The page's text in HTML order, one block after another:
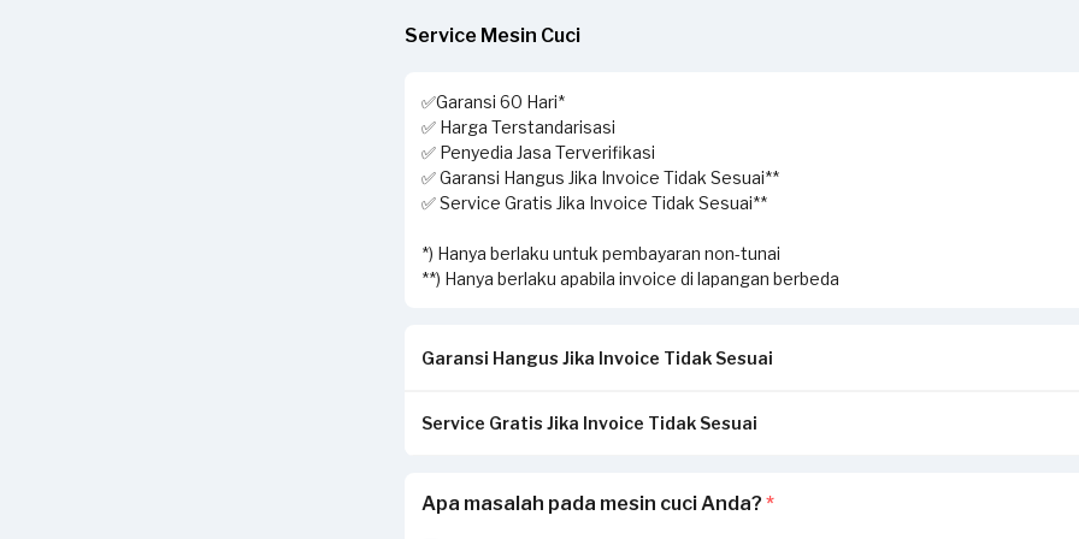
Service Mesin Cuci
✅Garansi 60 Hari*
✅ Harga Terstandarisasi
✅ Penyedia Jasa Terverifikasi
✅ Garansi Hangus Jika Invoice Tidak Sesuai**
✅ Service Gratis Jika Invoice Tidak Sesuai**
*) Hanya berlaku untuk pembayaran non-tunai
**) Hanya berlaku apabila invoice di lapangan berbeda
Garansi Hangus Jika Invoice Tidak Sesuai
Pastikan kwitansi/invoice yang diterbitkan dari Sejasa sesuai dengan pengerjaan
Invoice akan dikirimkan via Email / Whatsapp.
Jika tidak sesuai, garansi akan hangus.
Service Gratis Jika Invoice Tidak Sesuai
transaksi yang dilaporkan oleh Penyedia Jasa, silakan laporkan perbedaan invoice di
Apa masalah pada mesin cuci Anda? *